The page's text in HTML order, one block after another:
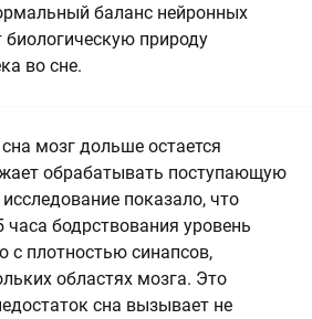
баланс нейронных
природу
во сне.
мозг дольше остается
обрабатывать поступающую
показало, что
часа бодрствования уровень
с плотностью синапсов,
областях мозга. Это
сна вызывает не